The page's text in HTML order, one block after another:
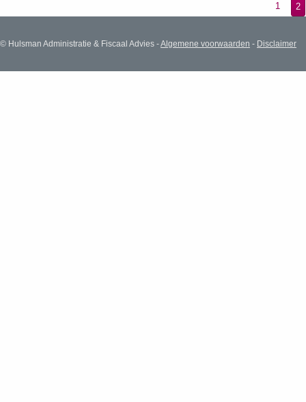
1 2
© Hulsman Administratie & Fiscaal Advies -Algemene voorwaarden - Disclaimer